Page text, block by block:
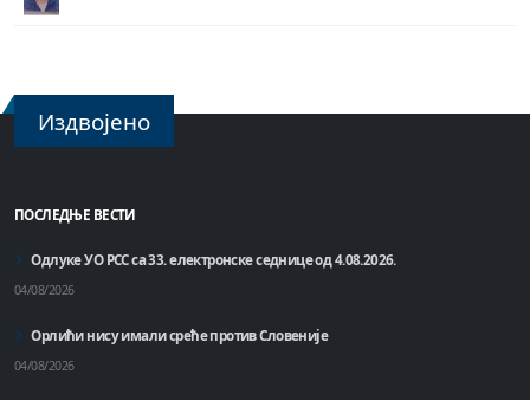
Издвојено
ПОСЛЕДЊЕ ВЕСТИ
Одлуке УО РСС са 33. електронске седнице од 4.08.2026.
04/08/2026
Орлићи нису имали среће против Словеније
04/08/2026